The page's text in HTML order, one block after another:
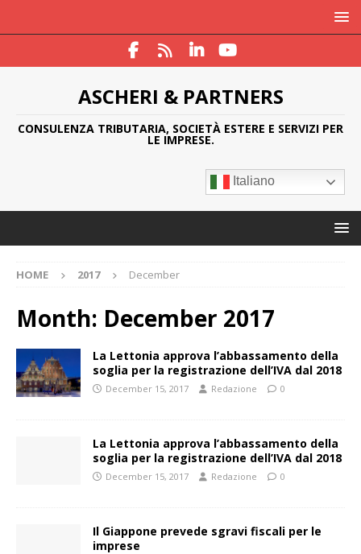
ASCHERI & PARTNERS
CONSULENZA TRIBUTARIA, SOCIETÀ ESTERE E SERVIZI PER
LE IMPRESE.
Italiano
HOME 2017 December
Month: December 2017
La Lettonia approva l’abbassamento della
soglia per la registrazione dell’IVA dal 2018
December 15, 2017 Redazione 0
La Lettonia approva l’abbassamento della
soglia per la registrazione dell’IVA dal 2018
December 15, 2017 Redazione 0
Il Giappone prevede sgravi fiscali per le
imprese